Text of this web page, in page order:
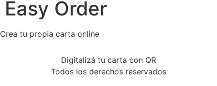
Easy Order
Crea tu propia carta online
Digitalizá tu carta con QR
Todos los derechos reservados